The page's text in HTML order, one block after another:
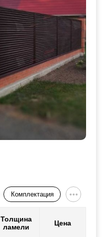
Комплектация
Толщина
ламели
Цена